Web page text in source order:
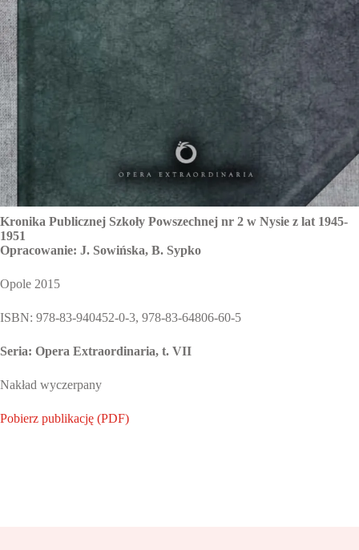
Kronika Publicznej Szkoły Powszechnej nr 2 w Nysie z lat 1945-
1951
Opracowanie: J. Sowińska, B. Sypko
Opole 2015
ISBN: 978-83-940452-0-3, 978-83-64806-60-5
Seria: Opera Extraordinaria, t. VII
Nakład wyczerpany
Pobierz publikację (PDF)